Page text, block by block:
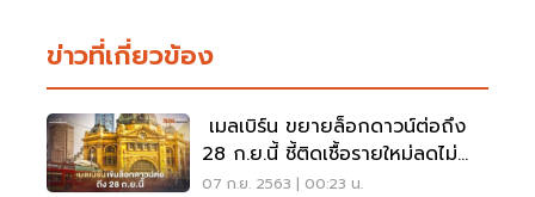
ข่าวที่เกี่ยวข้อง
เมลเบิร์น ขยายล็อกดาวน์ต่อถึง
28 ก.ย.นี้ ชี้ติดเชื้อรายใหม่ลดไม่
มากพอ
07 ก.ย. 2563 | 00:23 น.